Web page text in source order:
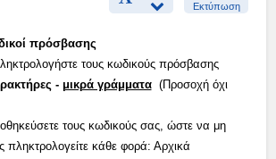
Εκτύπωση
πρόσβασης
τους κωδικούς πρόσβασης
- μικρά γράμματα(Προσοχή όχι
τους κωδικούς σας, ώστε να μη
πληκτρολογείτε κάθε φορά: Αρχικά